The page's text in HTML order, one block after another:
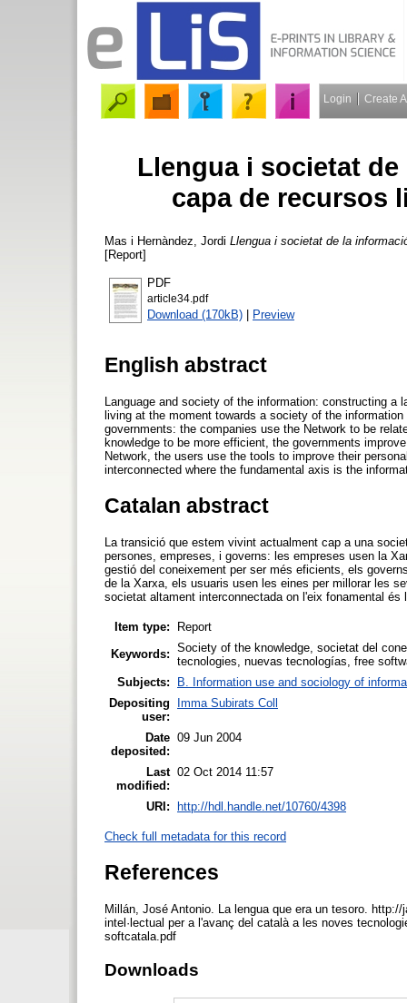
Login Create
Llengua i societat
capa de recursos
Mas i Hernàndez, Jordi Llengua i societat de la
[Report]
PDF
article34.pdf
Download (170kB) | Preview
English abstract
Language and society of the information: constructing
living at the moment towards a society of the
governments: the companies use the Network to be
knowledge to be more efficient, the governments
Network, the users use the tools to improve their
interconnected where the fundamental axis is the
Catalan abstract
La transició que estem vivint actualment cap a una
persones, empreses, i governs: les empreses usen la
gestió del coneixement per ser més eficients, els
de la Xarxa, els usuaris usen les eines per millorar les
societat altament interconnectada on l'eix fonamental
Item type:
Report
Keywords: Society of the knowledge, societat del
tecnologies, nuevas tecnologías, free
Subjects:
B. Information use and sociology of
Depositing
user:
Imma Subirats Coll
Date
deposited:
09 Jun 2004
Last
modified:
02 Oct 2014 11:57
URI: http://hdl.handle.net/10760/4398
Check full metadata for this record
References
Millán, José Antonio. La lengua que era un tesoro.
intel·lectual per a l'avanç del català a les noves
softcatala.pdf
Downloads